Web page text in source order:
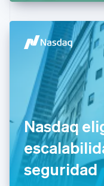
Nasdaq
seguridad
Estados Unidos
EnglishEspañol简体
Estonia
English
Finlandia
EnglishSvenska
Francia
FrançaisEnglish
Gibraltar
English
Grecia
English
Hungría
English